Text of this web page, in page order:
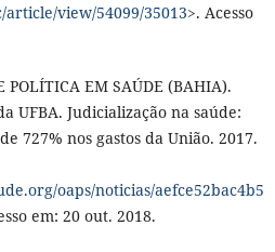
view/54099/35013>. Acesso
POLÍTICA EM SAÚDE (BAHIA).
UFBA. Judicialização na saúde:
727% nos gastos da União. 2017.
oaps/noticias/aefce52bac4b5
em: 20 out. 2018.